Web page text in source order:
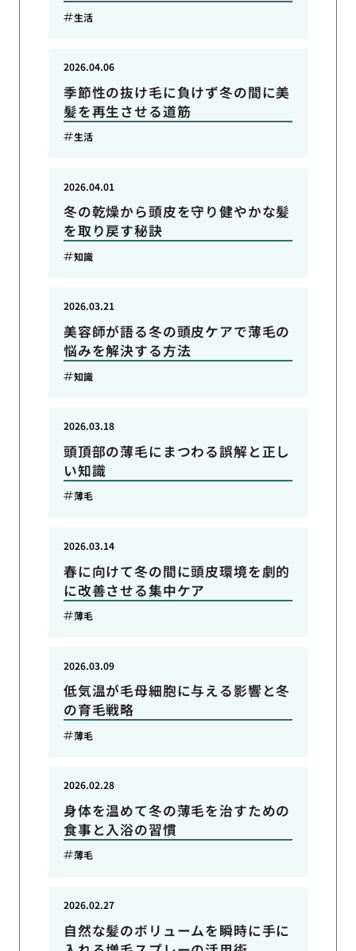
生活
季節性の抜け毛に負けず冬の間に美
髪を再生させる道筋
2026.04.06
生活
冬の乾燥から頭皮を守り健やかな髪
を取り戻す秘訣
2026.04.01
知識
美容師が語る冬の頭皮ケアで薄毛の
悩みを解決する方法
2026.03.21
知識
頭頂部の薄毛にまつわる誤解と正し
い知識
2026.03.18
薄毛
春に向けて冬の間に頭皮環境を劇的
に改善させる集中ケア
2026.03.14
薄毛
低気温が毛母細胞に与える影響と冬
の育毛戦略
2026.03.09
薄毛
身体を温めて冬の薄毛を治すための
食事と入浴の習慣
2026.02.28
薄毛
自然な髪のボリュームを瞬時に手に
2026.02.27